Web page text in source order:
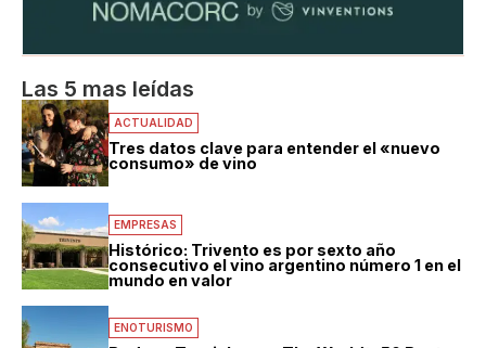
Las 5 mas leídas
ACTUALIDAD
Tres datos clave para entender el «nuevo
consumo» de vino
EMPRESAS
Histórico: Trivento es por sexto año
consecutivo el vino argentino número 1 en el
mundo en valor
ENOTURISMO